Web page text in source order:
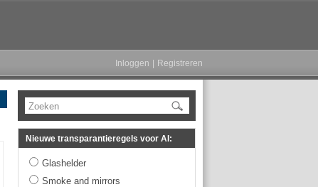
Inloggen Registreren
Zoeken
Nieuwe transparantieregels voor AI:
Glashelder
Smoke and mirrors